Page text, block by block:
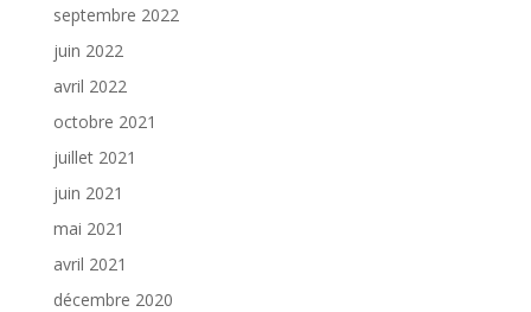
septembre 2022
juin 2022
avril 2022
octobre 2021
juillet 2021
juin 2021
mai 2021
avril 2021
décembre 2020